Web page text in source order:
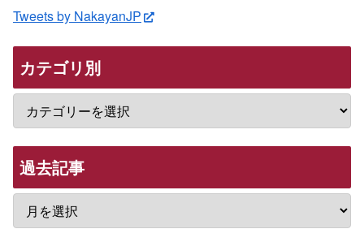
Tweets by NakayanJP
カテゴリ別
過去記事